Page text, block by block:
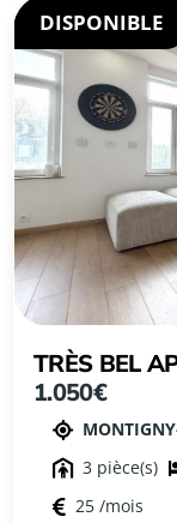
DISPONIBLE
TRÈS BEL
MEUBLÉE À
1.050€
3
25